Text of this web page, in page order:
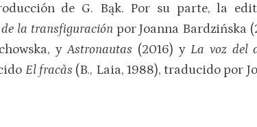
de G. Bąk. Por su parte, la
la transfiguración por Joanna Bardzińska
yAstronautas (2016) yLa voz del
El fracàs (B., Laia, 1988), traducido por